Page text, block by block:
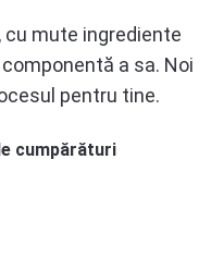
mute ingrediente
a sa. Noi
pentru tine.
cumpărături